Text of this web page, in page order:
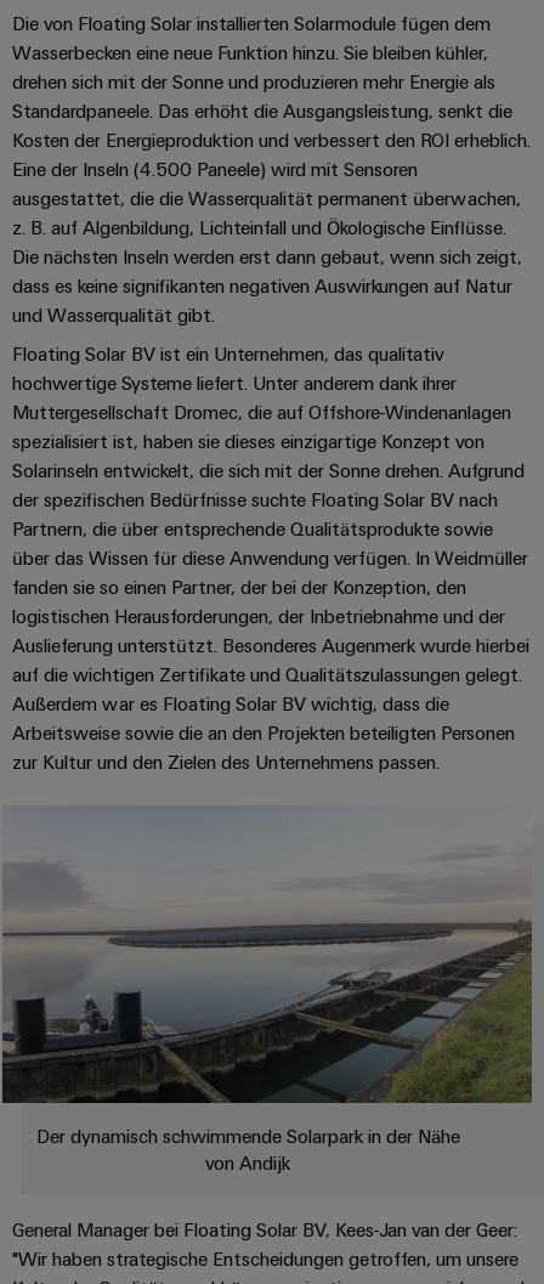
Segmente
der
Maschinen
und
Fabrikautomation
Öl
&
Gas
Sicherer
Betrieb
mit
vernetzten
Lösungen
für
die
Prozessindustrie
Photovoltaik
Mehr
Ressourceneffizienz
Sonnenenergie
Schaltschrankbau
Lösungen
für
die
Herausforderungen
im
Schaltschrankbau
klimafreundliche
im
Bahnverkehr
Schiffbau
Umfassende
für
Wasseraufbereitung
Automation
Software
Industrial
Analytics
Industrial
Automation
Industrial
IoT
Industrial
Security
Industrial
Service
Platform
easyConnect
EZA-
Regler
Gerätehersteller
Leiterplattensteckverbinder
Services
Original
Equipment
Manufacturer
(OEM)
Automatisierung
&
Software
Steuerungen
I/O-
Systeme
Industrial
Ethernet
Touch-
Panels
Engineering-
und
Visualisierungstools
Energiemessung
und
Smart
Metering
Weidmüller
Industrial
AI
Services
Industrial
Service
Platform
easyConnect
Zubehör
und
Ersatzteile
Trainings
und
Webinare
PSIRT
Digitale
Bestellmöglichkeiten
eShop
OCI-
Schnittstelle
EDI-
Schnittstelle
ALLE
SERVICES
Partner
Netzwerk
IIoT
and
Automation
Solution
Partner
finden
Solution
Partner
-
Systemintegratoren
Messen
&
Events
Globale
Messen
&
Events
Workshops
für
Schulklassen
Stellenbörse
Chancen in der
Entwicklung
Spannende
in unseren
Karriere auf
Die von Floating Solar installierten Solarmodule fügen dem
Wasserbecken eine neue Funktion hinzu. Sie bleiben kühler,
drehen sich mit der Sonne und produzieren mehr Energie als
Standardpaneele. Das erhöht die Ausgangsleistung, senkt die
Kosten der Energieproduktion und verbessert den ROI erheblich.
Eine der Inseln (4.500 Paneele) wird mit Sensoren
ausgestattet, die die Wasserqualität permanent überwachen,
z. B. auf Algenbildung, Lichteinfall und Ökologische Einflüsse.
Die nächsten Inseln werden erst dann gebaut, wenn sich zeigt,
dass es keine signifikanten negativen Auswirkungen auf Natur
und Wasserqualität gibt.
Floating Solar BV ist ein Unternehmen, das qualitativ
hochwertige Systeme liefert. Unter anderem dank ihrer
Muttergesellschaft Dromec, die auf Offshore-Windenanlagen
spezialisiert ist, haben sie dieses einzigartige Konzept von
Solarinseln entwickelt, die sich mit der Sonne drehen. Aufgrund
der spezifischen Bedürfnisse suchte Floating Solar BV nach
Partnern, die über entsprechende Qualitätsprodukte sowie
über das Wissen für diese Anwendung verfügen. In Weidmüller
fanden sie so einen Partner, der bei der Konzeption, den
logistischen Herausforderungen, der Inbetriebnahme und der
Auslieferung unterstützt. Besonderes Augenmerk wurde hierbei
auf die wichtigen Zertifikate und Qualitätszulassungen gelegt.
Außerdem war es Floating Solar BV wichtig, dass die
Arbeitsweise sowie die an den Projekten beteiligten Personen
zur Kultur und den Zielen des Unternehmens passen.
Der dynamisch schwimmende Solarpark in der Nähe
von Andijk
General Manager bei Floating Solar BV, Kees-Jan van der Geer:
"Wir haben strategische Entscheidungen getroffen, um unsere